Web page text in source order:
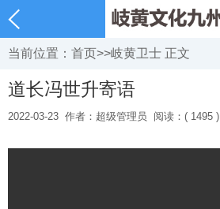
当前位置： 首页>>岐黄卫士 正文
道长冯世升寄语
2022-03-23 作者：超级管理员 阅读：( 1495 )